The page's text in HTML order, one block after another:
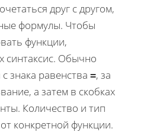
друг с другом,
формулы. Чтобы
функции,
синтаксис. Обычно
знака равенства =, за
а затем в скобках
Количество и тип
конкретной функции.